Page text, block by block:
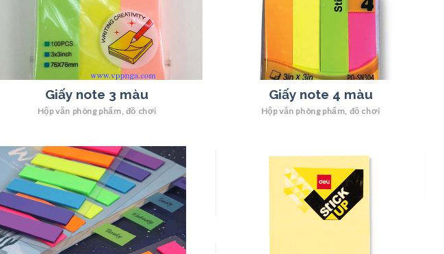
Hộp văn phòng phẩm, đồ chơi
Giấy note 3 màu
Hộp văn phòng phẩm, đồ chơi
Giấy note 4 màu